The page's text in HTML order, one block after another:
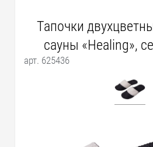
Тапочки
сауны «Healing»,
арт. 625436